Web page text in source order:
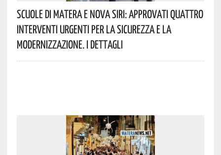
Scuole Di Matera E Nova Siri: Approvati Quattro
Interventi Urgenti Per La Sicurezza E La
Modernizzazione. I Dettagli